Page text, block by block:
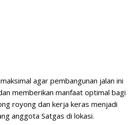
agar pembangunan jalan ini
memberikan manfaat optimal bagi
royong dan kerja keras menjadi
anggota Satgas di lokasi.